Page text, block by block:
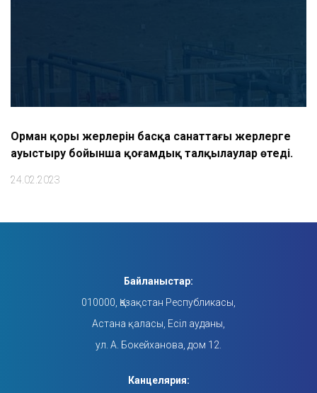
Орман қоры жерлерін басқа санаттағы жерлерге
ауыстыру бойынша қоғамдық талқылаулар өтеді.
24.02.2023
Байланыстар:
010000, Қазақстан Республикасы,
Астана қаласы, Есіл ауданы,
ул. А. Бокейханова, дом 12.
Канцелярия: